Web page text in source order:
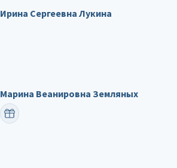
Ирина Сергеевна Лукина
Марина Веанировна Земляных
ПОЗДРАВИТЬ